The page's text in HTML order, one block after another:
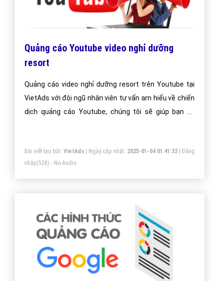
Quảng cáo Youtube video nghỉ dưỡng
resort
Quảng cáo video nghỉ dưỡng resort trên Youtube tại
VietAds với đội ngũ nhân viên tư vấn am hiểu về chiến
dịch quảng cáo Youtube, chúng tôi sẽ giúp bạn và
Bài viết tạo bởi: VietAds| Ngày cập nhật: 2025-01-04 01:41:32|Đăng
nhập(528) - No Audio